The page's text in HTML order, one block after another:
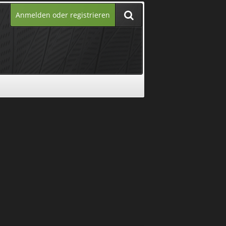
Anmelden oder registrieren